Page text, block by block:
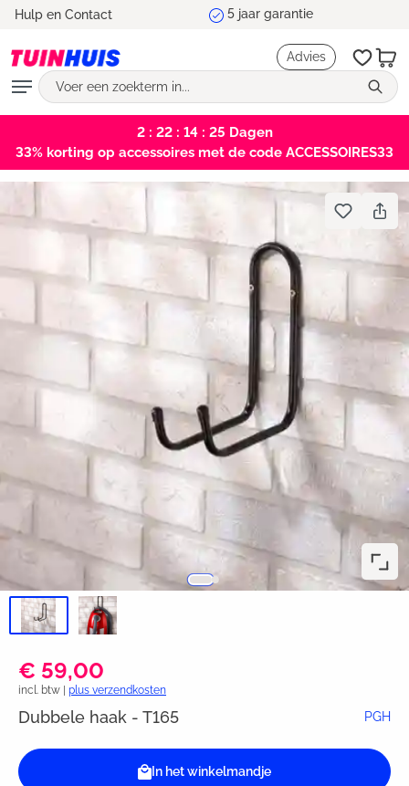
Hulp en Contact
Advies
2 : 22 : 14 : 25 Dagen
33% korting op accessoires met de code ACCESSOIRES33
Bildergalerie überspringen
€ 59,00
incl. btw | plus verzendkosten
Dubbele haak - T165 PGH
In het winkelmandje